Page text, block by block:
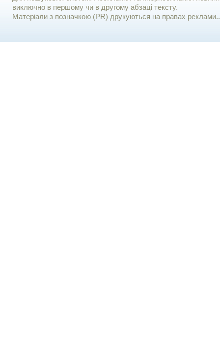
виключно в першому чи в другому абзаці тексту.
Матеріали з позначкою (PR) друкуються на правах реклами..